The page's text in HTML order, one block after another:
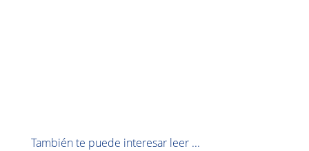
También te puede interesar leer ...